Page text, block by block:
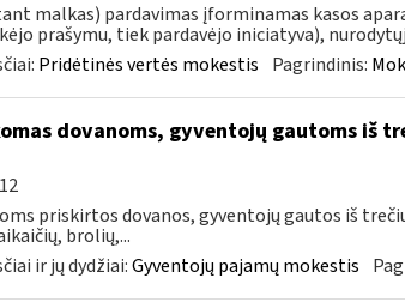
malkas) pardavimas įforminamas kasos
prašymu, tiek pardavėjo iniciatyva),
Pridėtinės vertės mokestis Pagrindinis:
dovanoms, gyventojų gautoms iš
priskirtos dovanos, gyventojų gautos iš
brolių,...
ir jų dydžiai:Gyventojų pajamų mokestis